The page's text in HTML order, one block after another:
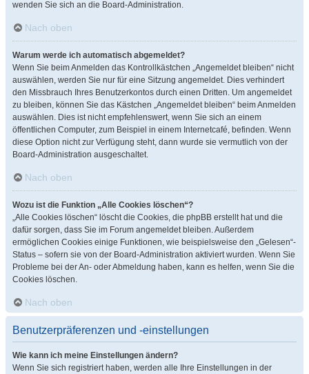
wenden Sie sich an die Board-Administration.
Nach oben
Warum werde ich automatisch abgemeldet?
Wenn Sie beim Anmelden das Kontrollkästchen „Angemeldet bleiben“ nicht
auswählen, werden Sie nur für eine Sitzung angemeldet. Dies verhindert
den Missbrauch Ihres Benutzerkontos durch einen Dritten. Um angemeldet
zu bleiben, können Sie das Kästchen „Angemeldet bleiben“ beim Anmelden
auswählen. Dies ist nicht empfehlenswert, wenn Sie sich an einem
öffentlichen Computer, zum Beispiel in einem Internetcafé, befinden. Wenn
diese Option nicht zur Verfügung steht, dann wurde sie vermutlich von der
Board-Administration ausgeschaltet.
Nach oben
Wozu ist die Funktion „Alle Cookies löschen“?
„Alle Cookies löschen“ löscht die Cookies, die phpBB erstellt hat und die
dafür sorgen, dass Sie im Forum angemeldet bleiben. Außerdem
ermöglichen Cookies einige Funktionen, wie beispielsweise den „Gelesen“-
Status – sofern sie von der Board-Administration aktiviert wurden. Wenn Sie
Probleme bei der An- oder Abmeldung haben, kann es helfen, wenn Sie die
Cookies löschen.
Nach oben
Benutzerpräferenzen und -einstellungen
Wie kann ich meine Einstellungen ändern?
Wenn Sie sich registriert haben, werden alle Ihre Einstellungen in der